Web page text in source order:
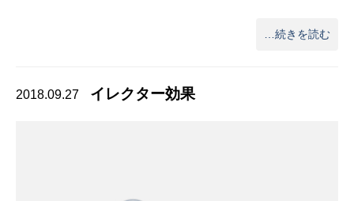
…続きを読む
2018.09.27 イレクター効果